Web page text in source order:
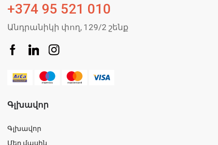
+374 95 521 010
Անդրանիկի փող, 129/2 շենք
Գլխավոր
Գլխավոր
Մեր մասին